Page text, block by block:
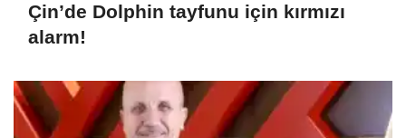
Çin’de Dolphin tayfunu için kırmızı
alarm!